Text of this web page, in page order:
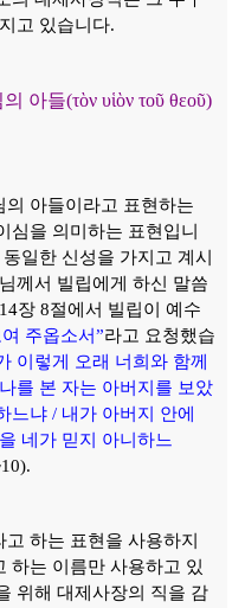
고 있습니다.
아들(τὸν υἱὸν τοῦ θεοῦ)
아들이라고 표현하는
심을 의미하는 표현입니
일한 신성을 가지고 계시
께서 빌립에게 하신 말씀
14장 8절에서 빌립이 예수
주옵소서”라고 요청했습
이렇게 오래 너희와 함께
를 본 자는 아버지를 보았
느냐 / 내가 아버지 안에
네가 믿지 아니하느
하는 표현을 사용하지
하는 이름만 사용하고 있
위해 대제사장의 직을 감